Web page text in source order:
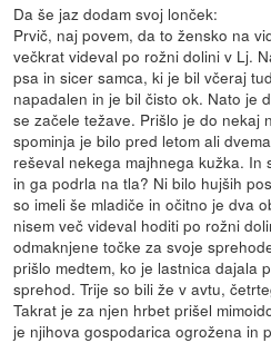
Da še jaz dodam svoj lonček:
Prvič, naj povem, da to žensko na
večkrat videval po rožni dolini v Lj.
psa in sicer samca, ki je bil včeraj
napadalen in je bil čisto ok. Nato je
se začele težave. Prišlo je do nekaj
spominja je bilo pred letom ali
reševal nekega majhnega kužka.
in ga podrla na tla? Ni bilo hujših
so imeli še mladiče in očitno je dva
nisem več videval hoditi po rožni
odmaknjene točke za svoje
prišlo medtem, ko je lastnica dajala
sprehod. Trije so bili že v avtu,
Takrat je za njen hrbet prišel
je njihova gospodarica ogrožena in